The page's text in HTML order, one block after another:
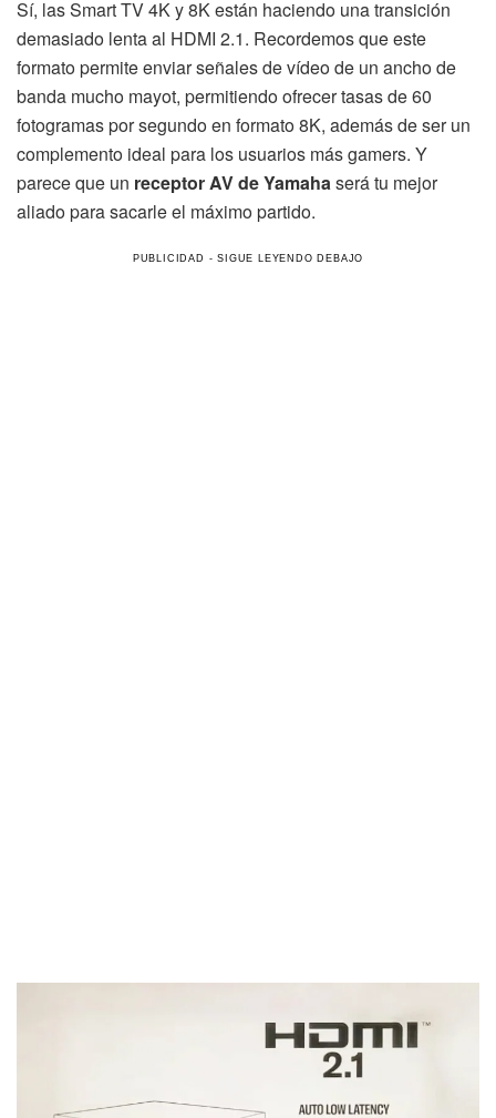
Sí, las Smart TV 4K y 8K están haciendo una transición
demasiado lenta al HDMI 2.1. Recordemos que este
formato permite enviar señales de vídeo de un ancho de
banda mucho mayot, permitiendo ofrecer tasas de 60
fotogramas por segundo en formato 8K, además de ser un
complemento ideal para los usuarios más gamers. Y
parece que un receptor AV de Yamahaserá tu mejor
aliado para sacarle el máximo partido.